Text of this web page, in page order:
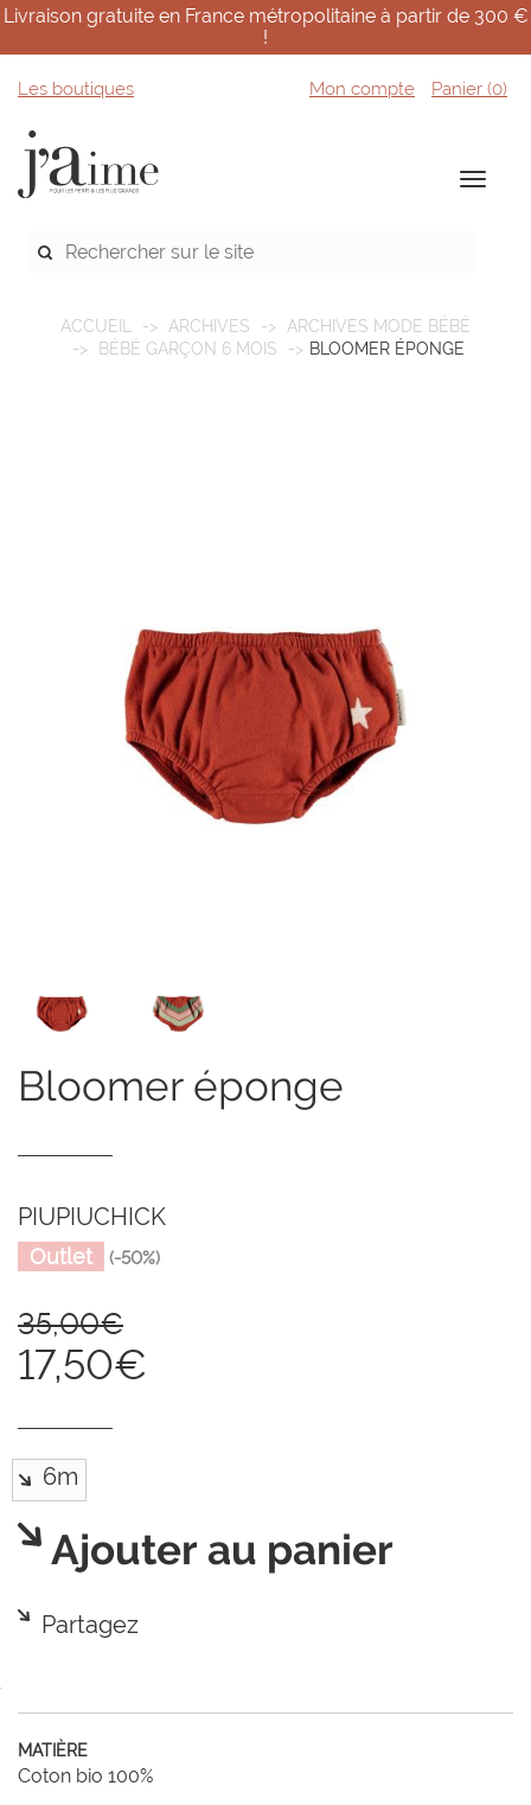
Livraison gratuite en France métropolitaine à partir de 300 €
!
Les boutiques Mon compte Panier (0)
ACCUEIL ARCHIVES
ARCHIVES MODE BÉBÉ
BÉBÉ GARÇON 6 MOIS
BLOOMER ÉPONGE
bloomer éponge
PIUPIUCHICK
Outlet (-50%)
35,00€
17,50€
Ajouter au panier
Partagez
MATIÈRE
Coton bio 100%